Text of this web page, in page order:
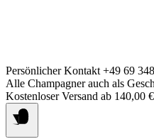
Skip
to
content
Persönlicher Kontakt +49 69
Alle Champagner auch als
Kostenloser Versand ab 140,00 €